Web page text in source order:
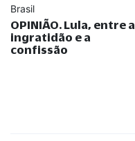
Brasil
OPINIÃO. Lula, entre a
ingratidão e a
confissão